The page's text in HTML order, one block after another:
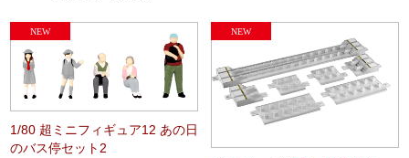
1/80 超ミニフィギュア12 あの日
のバス停セット2